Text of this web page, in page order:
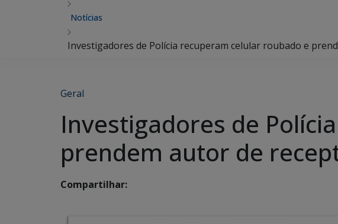
Notícias
Investigadores de Polícia recuperam celular roubado e
Geral
Investigadores de
prendem autor de
Compartilhar: